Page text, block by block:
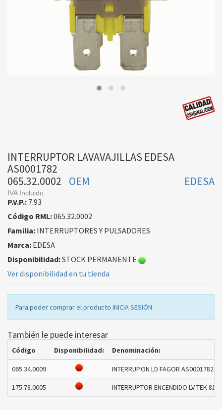
INTERRUPTOR LAVAVAJILLAS EDESA
AS0001782
065.32.0002
EDESA
OEM
IVA Incluido
P.V.P.: 7.93
Código RML:065.32.0002
Familia: INTERRUPTORES Y PULSADORES
Marca: EDESA
Disponibilidad:STOCK PERMANENTE
Ver disponibilidad en tu tienda
Para poder comprar el producto INICIA SESIÓN
También le puede interesar
Código Disponibilidad: Denominación:
065.34.0009 INTERRUP.ON LD FAGOR AS0001782
175.78.0005 INTERRUPTOR ENCENDIDO LV TEK